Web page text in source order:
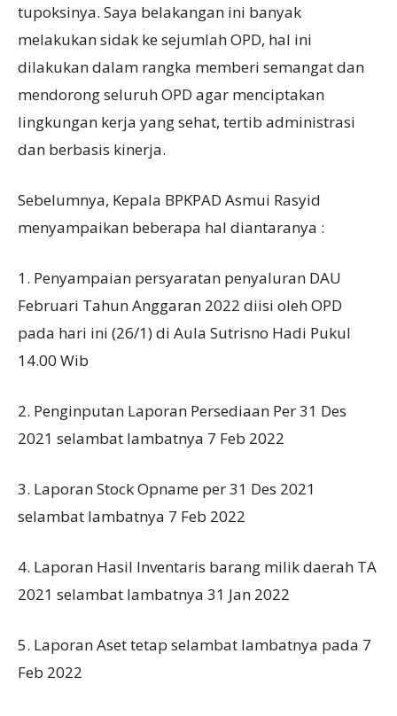
tupoksinya. Saya belakangan ini banyak
melakukan sidak ke sejumlah OPD, hal ini
dilakukan dalam rangka memberi semangat dan
mendorong seluruh OPD agar menciptakan
lingkungan kerja yang sehat, tertib administrasi
dan berbasis kinerja.
Sebelumnya, Kepala BPKPAD Asmui Rasyid
menyampaikan beberapa hal diantaranya :
1. Penyampaian persyaratan penyaluran DAU
Februari Tahun Anggaran 2022 diisi oleh OPD
pada hari ini (26/1) di Aula Sutrisno Hadi Pukul
14.00 Wib
2. Penginputan Laporan Persediaan Per 31 Des
2021 selambat lambatnya 7 Feb 2022
3. Laporan Stock Opname per 31 Des 2021
selambat lambatnya 7 Feb 2022
4. Laporan Hasil Inventaris barang milik daerah TA
2021 selambat lambatnya 31 Jan 2022
5. Laporan Aset tetap selambat lambatnya pada 7
Feb 2022